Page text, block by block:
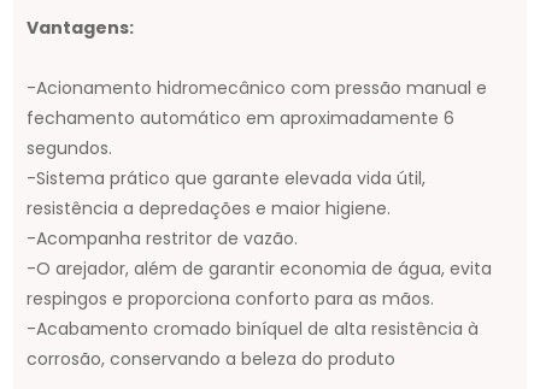
Vantagens:
-Acionamento hidromecânico com pressão manual e
fechamento automático em aproximadamente 6
segundos.
-Sistema prático que garante elevada vida útil,
resistência a depredações e maior higiene.
-Acompanha restritor de vazão.
-O arejador, além de garantir economia de água, evita
respingos e proporciona conforto para as mãos.
-Acabamento cromado biníquel de alta resistência à
corrosão, conservando a beleza do produto